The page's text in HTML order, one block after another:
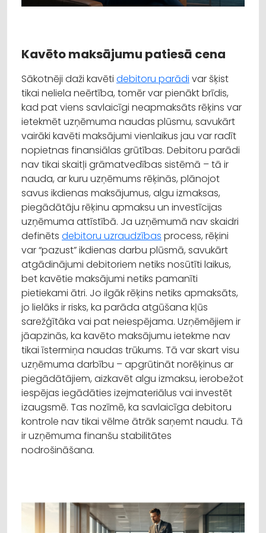
Kavēto maksājumu patiesā cena
Sākotnēji daži kavēti debitoru parādi var šķist
tikai neliela neērtība, tomēr var pienākt brīdis,
kad pat viens savlaicīgi neapmaksāts rēķins var
ietekmēt uzņēmuma naudas plūsmu, savukārt
vairāki kavēti maksājumi vienlaikus jau var radīt
nopietnas finansiālas grūtības. Debitoru parādi
nav tikai skaitļi grāmatvedības sistēmā – tā ir
nauda, ar kuru uzņēmums rēķinās, plānojot
savus ikdienas maksājumus, algu izmaksas,
piegādātāju rēķinu apmaksu un investīcijas
uzņēmuma attīstībā. Ja uzņēmumā nav skaidri
definēts debitoru uzraudzības process, rēķini
var “pazust” ikdienas darbu plūsmā, savukārt
atgādinājumi debitoriem netiks nosūtīti laikus,
bet kavētie maksājumi netiks pamanīti
pietiekami ātri. Jo ilgāk rēķins netiks apmaksāts,
jo lielāks ir risks, ka parāda atgūšana kļūs
sarežģītāka vai pat neiespējama. Uzņēmējiem ir
jāapzinās, ka kavēto maksājumu ietekme nav
tikai īstermiņa naudas trūkums. Tā var skart visu
uzņēmuma darbību – apgrūtināt norēķinus ar
piegādātājiem, aizkavēt algu izmaksu, ierobežot
iespējas iegādāties izejmateriālus vai investēt
izaugsmē. Tas nozīmē, ka savlaicīga debitoru
kontrole nav tikai vēlme ātrāk saņemt naudu. Tā
ir uzņēmuma finanšu stabilitātes
nodrošināšana.